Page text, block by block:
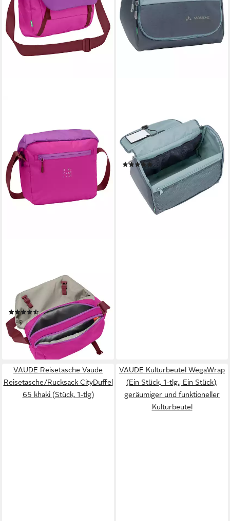
Freizeittasche Rom S III (1-
tlg), geräumige
Umhängetasche
(6)
ab 48,50 €
lieferbar - in 2-3 Werktagen bei dir
Stück, 1-tlg., Ein Stück),
geräumiger und funktioneller
Kulturbeutel
(9)
ab 39,95 €
lieferbar - in 3-4 Werktagen bei dir
VAUDE Reisetasche Vaude
Reisetasche/Rucksack CityDuffel
65 khaki (Stück, 1-tlg)
VAUDE Kulturbeutel WegaWrap
(Ein Stück, 1-tlg., Ein Stück),
geräumiger und funktioneller
Kulturbeutel